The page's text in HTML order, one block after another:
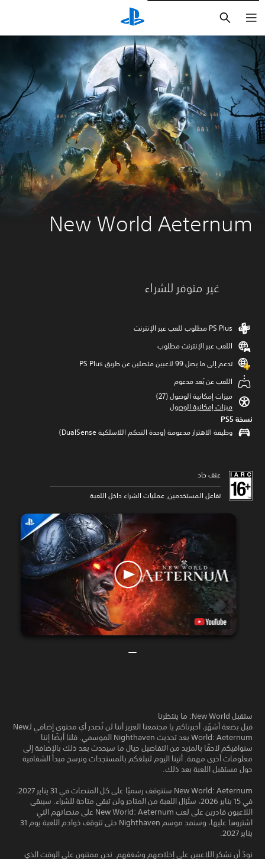
New World Aeternum
غير متوفر للشراء
اللعب عبر الإنترنت مطلوب
تدعم إلى ما يصل 99 لاعبين متصلين عن طريق PS Plus‏
اللعب عن بُعد مدعوم
ميزات إمكانية الوصول (27)‏
ميزات إمكانية الوصول
نسخة PS5‏
وظيفة الاهتزاز مدعومة (وحدة التحكم اللاسلكية DualSense‏)
عنف حاد
تفاعل المستخدمين, عمليات الشراء داخل اللعبة
ستقبل New World: ما ينتظرنا
قبل بضعة أشهُر، أخبرناكم يا مجتمعنا العزيز أننا لن نُصدر أي محتوى إضافي لـNew
World: Aeternum بعد تحديث Nighthaven الموسمي. قلنا أيضًا إننا
سنوافيكم لاحقًا بالمزيد من التفاصيل حيال ما سيحدث بعد ذلك بالإضافة إلى
معلومات أخرى مهمة. أتينا اليوم لنبلغكم بالمستجدات ونرسخ مبدأ الشفافية
حول مستقبل اللعبة بعد ذلك.
New World: Aeternum ستتوقف رسميًا على كل المنصات في 31 يناير 2027.
في 15 يناير 2026، ستُزال اللعبة من المتاجر ولن تبقى متاحة للشراء. سيبقى
اللاعبون قادرين على لعب New World: Aeternum على منصاتهم التي
اشتروها عليها، وسنمد موسم Nighthaven حتى تتوقف خوادم اللعبة يوم 31
يناير 2027.
نودّ أن نشكر اللاعبين على إخلاصهم وشغفهم. نحن ممتنون على الوقت الذي